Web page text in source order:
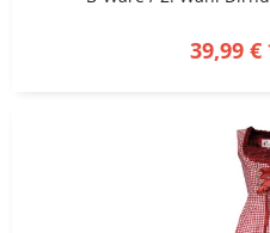
39,99 €